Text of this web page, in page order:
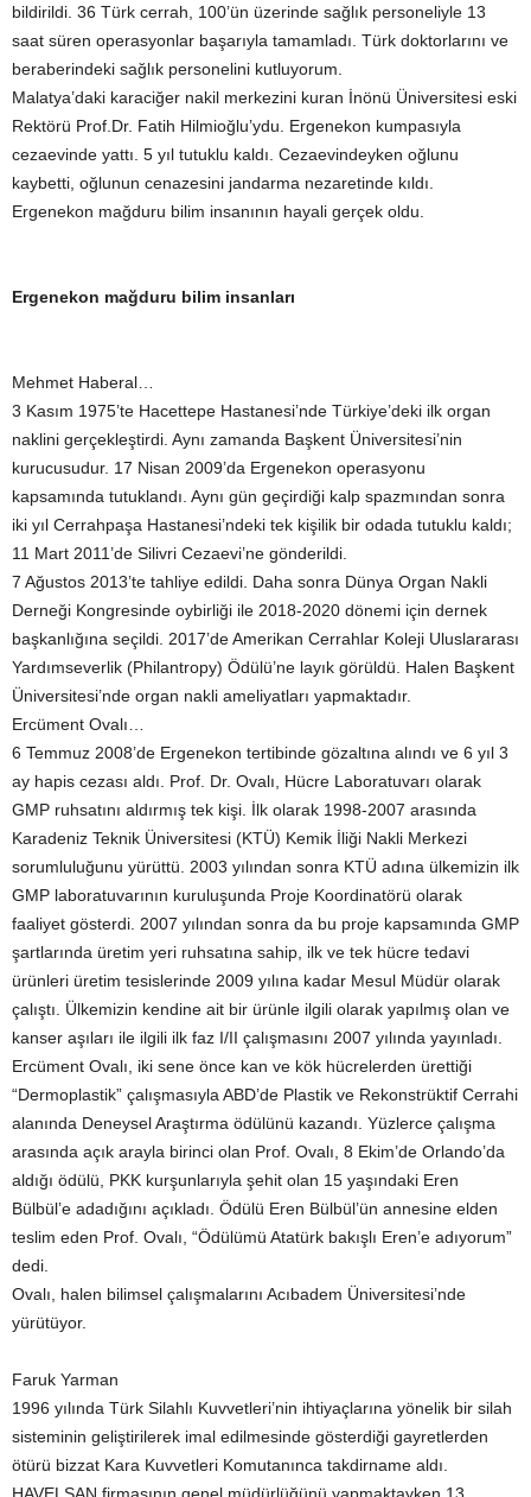
bildirildi. 36 Türk cerrah, 100’ün üzerinde sağlık personeliyle 13
saat süren operasyonlar başarıyla tamamladı. Türk doktorlarını ve
beraberindeki sağlık personelini kutluyorum.
Malatya’daki karaciğer nakil merkezini kuran İnönü Üniversitesi eski
Rektörü Prof.Dr. Fatih Hilmioğlu’ydu. Ergenekon kumpasıyla
cezaevinde yattı. 5 yıl tutuklu kaldı. Cezaevindeyken oğlunu
kaybetti, oğlunun cenazesini jandarma nezaretinde kıldı.
Ergenekon mağduru bilim insanının hayali gerçek oldu.
Ergenekon mağduru bilim insanları
Mehmet Haberal…
3 Kasım 1975’te Hacettepe Hastanesi’nde Türkiye’deki ilk organ
naklini gerçekleştirdi. Aynı zamanda Başkent Üniversitesi’nin
kurucusudur. 17 Nisan 2009’da Ergenekon operasyonu
kapsamında tutuklandı. Aynı gün geçirdiği kalp spazmından sonra
iki yıl Cerrahpaşa Hastanesi’ndeki tek kişilik bir odada tutuklu kaldı;
11 Mart 2011’de Silivri Cezaevi’ne gönderildi.
7 Ağustos 2013’te tahliye edildi. Daha sonra Dünya Organ Nakli
Derneği Kongresinde oybirliği ile 2018-2020 dönemi için dernek
başkanlığına seçildi. 2017’de Amerikan Cerrahlar Koleji Uluslararası
Yardımseverlik (Philantropy) Ödülü’ne layık görüldü. Halen Başkent
Üniversitesi’nde organ nakli ameliyatları yapmaktadır.
Ercüment Ovalı…
6 Temmuz 2008’de Ergenekon tertibinde gözaltına alındı ve 6 yıl 3
ay hapis cezası aldı. Prof. Dr. Ovalı, Hücre Laboratuvarı olarak
GMP ruhsatını aldırmış tek kişi. İlk olarak 1998-2007 arasında
Karadeniz Teknik Üniversitesi (KTÜ) Kemik İliği Nakli Merkezi
sorumluluğunu yürüttü. 2003 yılından sonra KTÜ adına ülkemizin ilk
GMP laboratuvarının kuruluşunda Proje Koordinatörü olarak
faaliyet gösterdi. 2007 yılından sonra da bu proje kapsamında GMP
şartlarında üretim yeri ruhsatına sahip, ilk ve tek hücre tedavi
ürünleri üretim tesislerinde 2009 yılına kadar Mesul Müdür olarak
çalıştı. Ülkemizin kendine ait bir ürünle ilgili olarak yapılmış olan ve
kanser aşıları ile ilgili ilk faz I/II çalışmasını 2007 yılında yayınladı.
Ercüment Ovalı, iki sene önce kan ve kök hücrelerden ürettiği
“Dermoplastik” çalışmasıyla ABD’de Plastik ve Rekonstrüktif Cerrahi
alanında Deneysel Araştırma ödülünü kazandı. Yüzlerce çalışma
arasında açık arayla birinci olan Prof. Ovalı, 8 Ekim’de Orlando’da
aldığı ödülü, PKK kurşunlarıyla şehit olan 15 yaşındaki Eren
Bülbül’e adadığını açıkladı. Ödülü Eren Bülbül’ün annesine elden
teslim eden Prof. Ovalı, “Ödülümü Atatürk bakışlı Eren’e adıyorum”
dedi.
Ovalı, halen bilimsel çalışmalarını Acıbadem Üniversitesi’nde
yürütüyor.
Faruk Yarman
1996 yılında Türk Silahlı Kuvvetleri’nin ihtiyaçlarına yönelik bir silah
sisteminin geliştirilerek imal edilmesinde gösterdiği gayretlerden
ötürü bizzat Kara Kuvvetleri Komutanınca takdirname aldı.